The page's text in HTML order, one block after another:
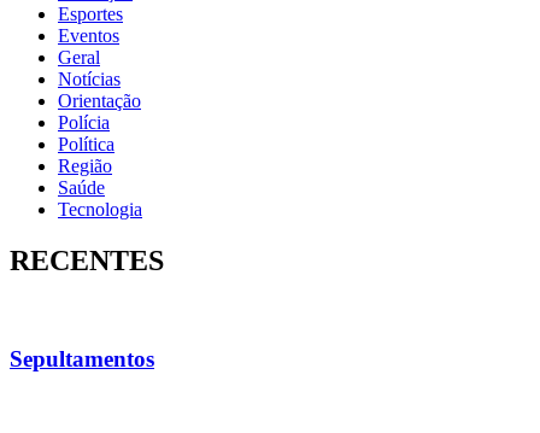
Esportes
Eventos
Geral
Notícias
Orientação
Polícia
Política
Região
Saúde
Tecnologia
RECENTES
Sepultamentos